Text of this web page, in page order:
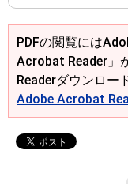
PDFの閲覧には
Acrobat Reader」
Readerダウンロー
Adobe Acrobat